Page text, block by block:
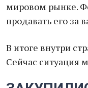
мировом рынке.
продавать его за
В итоге внутри
Сейчас ситуация